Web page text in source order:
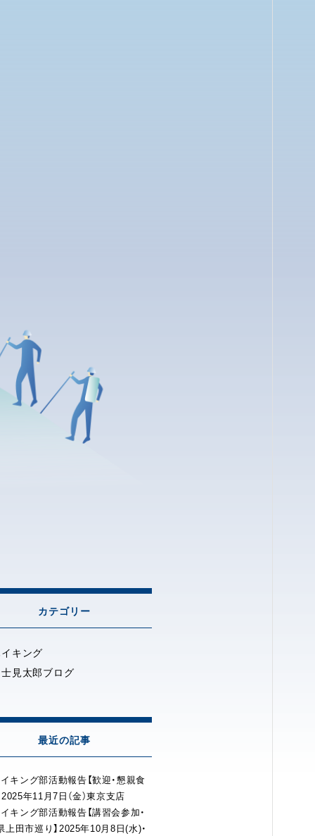
カテゴリー
キング
見太郎ブログ
最近の記事
キング部活動報告【歓迎・懇親食
2025年11月7日（金）東京支店
キング部活動報告【講習会参加・
上田市巡り】2025年10月8日(水)・